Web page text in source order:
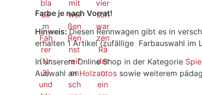
Farbe je nach Vorrat!
Hinweis:Diesen Rennwagen gibt es in
erhalten 1 Artikel (zufällige Farbauswahl im
In unserem Online Shop in der Kategorie
Auswahl anHolzautos sowie weiterem